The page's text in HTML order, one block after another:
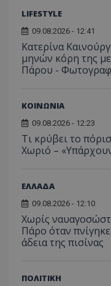
LIFESTYLE
09.08.2026 - 12:41
Κατερίνα
μηνών κόρη της
Πάρου -
ΚΟΙΝΩΝΙΑ
09.08.2026 - 12:23
Τι κρύβει το
Χωριό –
ΕΛΛΑΔΑ
09.08.2026 - 12:10
Χωρίς
Πάρο όταν
άδεια της πισίνας
ΠΟΛΙΤΙΚΗ